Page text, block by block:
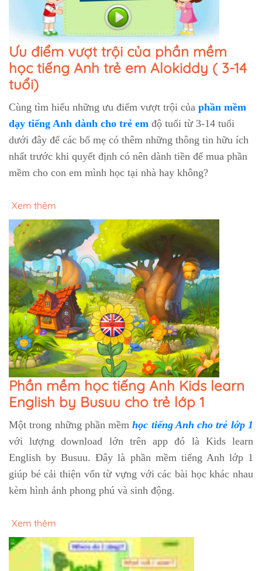
Ưu điểm vượt trội của phần mềm
học tiếng Anh trẻ em Alokiddy ( 3-14
tuổi)
Cùng tìm hiểu những ưu điểm vượt trội của phần mềm
dạy tiếng Anh dành cho trẻ em độ tuổi từ 3-14 tuổi
dưới đây để các bố mẹ có thêm những thông tin hữu ích
nhất trước khi quyết định có nên dành tiền để mua phần
mềm cho con em mình học tại nhà hay không?
Xem thêm
Phần mềm học tiếng Anh Kids learn
English by Busuu cho trẻ lớp 1
Một trong những phần mềmhọc tiếng Anh cho trẻ lớp 1
với lượng download lớn trên app đó là Kids learn
English by Busuu. Đây là phần mềm tiếng Anh lớp 1
giúp bé cải thiện vốn từ vựng với các bài học khác nhau
kèm hình ảnh phong phú và sinh động.
Xem thêm